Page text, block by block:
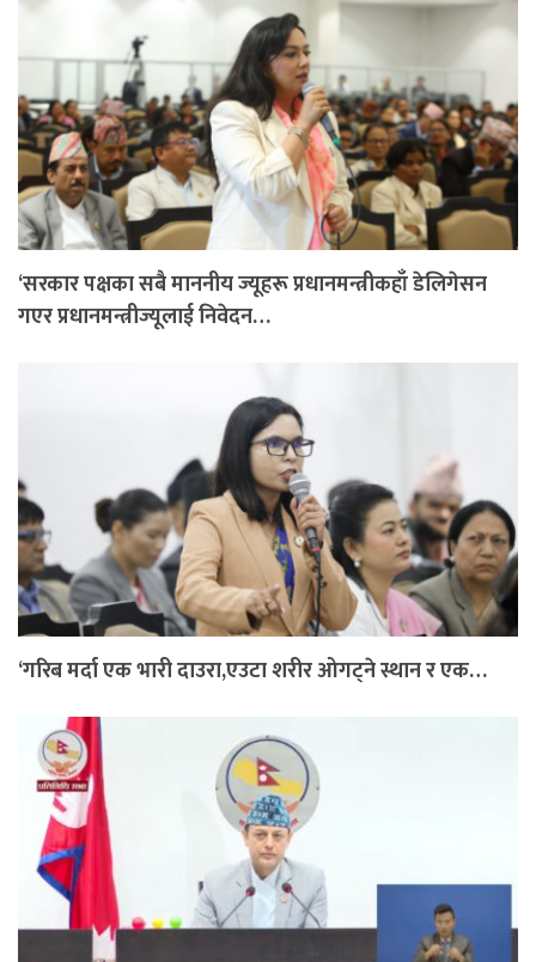
‘सरकार पक्षका सबै माननीय ज्यूहरू प्रधानमन्त्रीकहाँ डेलिगेसन
गएर प्रधानमन्त्रीज्यूलाई निवेदन…
‘गरिब मर्दा एक भारी दाउरा,एउटा शरीर ओगट्ने स्थान र एक…